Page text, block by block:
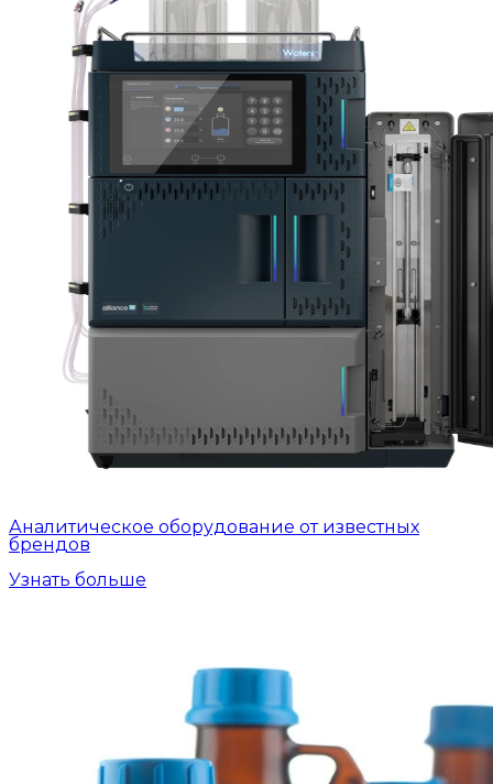
Аналитическое оборудование от известных
брендов
Узнать больше